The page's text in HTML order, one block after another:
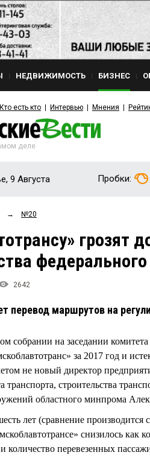
НЕДВИЖИМОСТЬ БИЗНЕС
Кто есть кто Интервью Мнения
деле
9 Августа Пробки:
→ №20
грозят
2642
перевод маршрутов на
собрании на заседании
за 2017 год и
не новый директор
транспорта, строительства
областного минпрома
лет (сравнение производится
снизилось как
количество перевезенных